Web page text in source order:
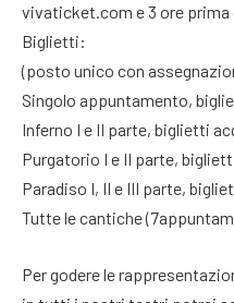
vivaticket.com e 3 ore prima
Biglietti:
(posto unico con
Singolo appuntamento,
Inferno I e II parte, biglietti
Purgatorio I e II parte,
Paradiso I, II e III parte,
Tutte le cantiche
Per godere le